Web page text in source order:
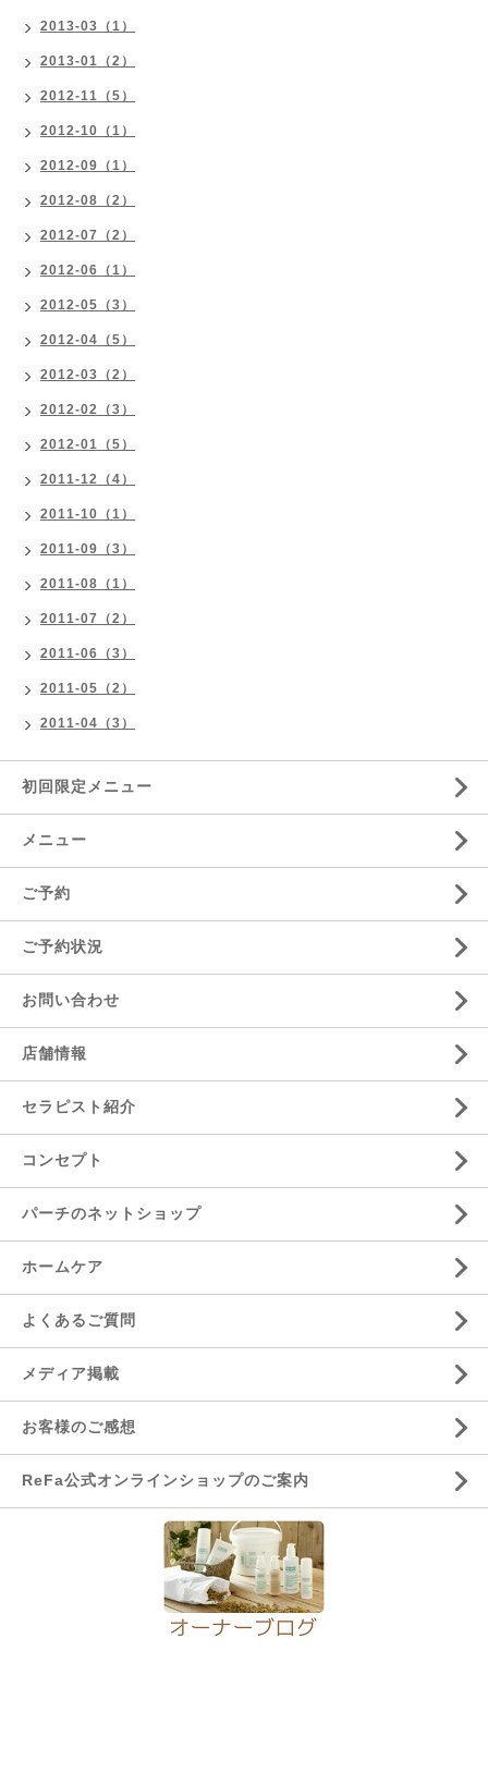
2013-03（1）
2013-01（2）
2012-11（5）
2012-10（1）
2012-09（1）
2012-08（2）
2012-07（2）
2012-06（1）
2012-05（3）
2012-04（5）
2012-03（2）
2012-02（3）
2012-01（5）
2011-12（4）
2011-10（1）
2011-09（3）
2011-08（1）
2011-07（2）
2011-06（3）
2011-05（2）
2011-04（3）
初回限定メニュー
メニュー
ご予約
ご予約状況
お問い合わせ
店舗情報
セラピスト紹介
コンセプト
パーチのネットショップ
ホームケア
よくあるご質問
メディア掲載
お客様のご感想
ReFa公式オンラインショップのご案内